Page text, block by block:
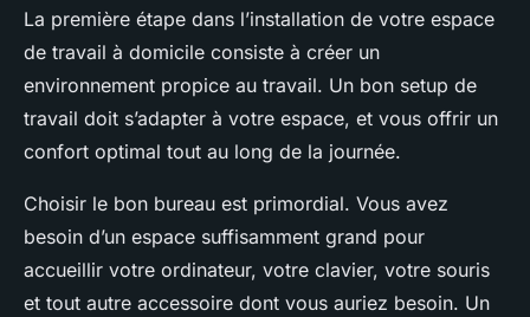
La première étape dans l’installation de votre espace
de travail à domicile consiste à créer un
environnement propice au travail. Un bon setup de
travail doit s’adapter à votre espace, et vous offrir un
confort optimal tout au long de la journée.
Choisir le bon bureau est primordial. Vous avez
besoin d’un espace suffisamment grand pour
accueillir votre ordinateur, votre clavier, votre souris
et tout autre accessoire dont vous auriez besoin. Un